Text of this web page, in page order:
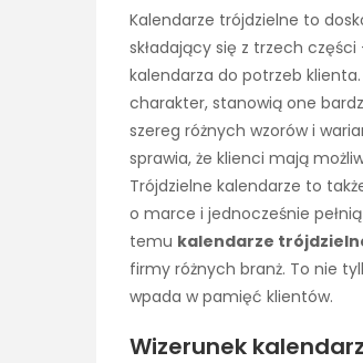
Kalendarze trójdzielne to
składający się z trzech
kalendarza do potrzeb
charakter, stanowią one
szereg różnych wzorów i
sprawia, że klienci mają
Trójdzielne kalendarze to
o marce i jednocześnie
temu kalendarze
firmy różnych branż. To nie
wpada w pamięć klientów.
Wizerunek